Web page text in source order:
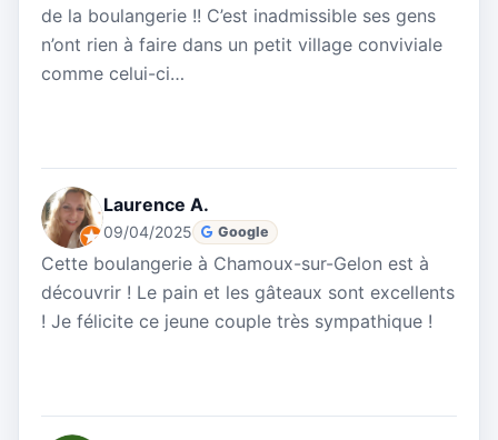
de la boulangerie !! C’est inadmissible ses gens
n’ont rien à faire dans un petit village conviviale
comme celui-ci…
Laurence A.
09/04/2025 Google
Cette boulangerie à Chamoux-sur-Gelon est à
découvrir ! Le pain et les gâteaux sont excellents
! Je félicite ce jeune couple très sympathique !